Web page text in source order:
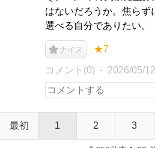
はないだろうか。焦らず
選べる自分でありたい。
ナイス ★7
コメント(0) 2026/05/12
最初 1 2 3